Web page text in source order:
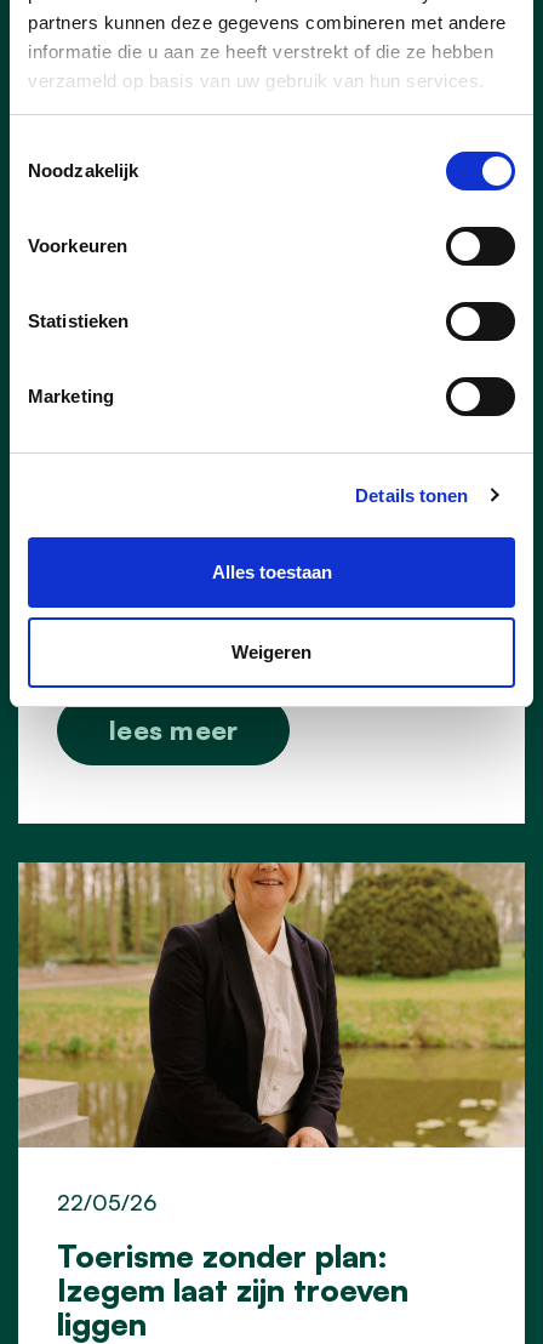
partners kunnen deze gegevens combineren met andere
informatie die u aan ze heeft verstrekt of die ze hebben
verzameld op basis van uw gebruik van hun services.
Noodzakelijk
Voorkeuren
Statistieken
Marketing
Details tonen
Alles toestaan
Weigeren
Kastelenwandeling 2026: op
stap door Bosmolens
Op zaterdag 29 augusutus nodigt
cd&v Izegem je uit voor de
Kastelenwandeling. Een geanimeerde
het groen en langs enkele van de
mooiste plekken die onze stad rijk is.
lees meer
Toerisme zonder plan:
Izegem laat zijn troeven
liggen
22/05/26